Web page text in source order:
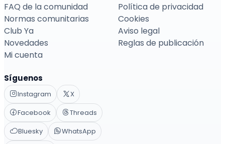
FAQ de la comunidad
Normas comunitarias
Club Ya
Novedades
Mi cuenta
Política de privacidad
Cookies
Aviso legal
Reglas de publicación
Síguenos
Instagram
X
Facebook
Threads
Bluesky
WhatsApp